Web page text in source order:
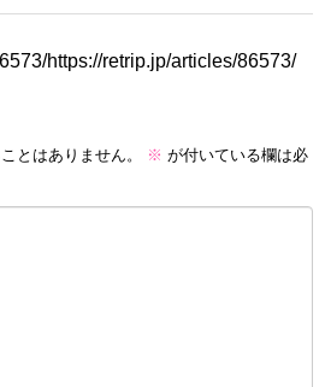
https://retrip.jp/articles/86573/
とはありません。 ※ が付いている欄は必